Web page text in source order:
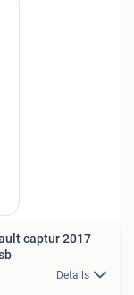
captur 2017
Details